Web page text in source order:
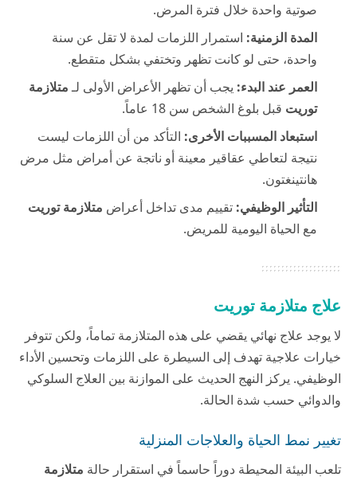
صوتية واحدة خلال فترة المرض.
المدة الزمنية: استمرار اللزمات لمدة لا تقل عن سنة
واحدة، حتى لو كانت تظهر وتختفي بشكل متقطع.
العمر عند البدء: يجب أن تظهر الأعراض الأولى لـمتلازمة
توريت قبل بلوغ الشخص سن 18 عاماً.
استبعاد المسببات الأخرى: التأكد من أن اللزمات ليست
نتيجة لتعاطي عقاقير معينة أو ناتجة عن أمراض مثل مرض
هانتينغتون.
التأثير الوظيفي: تقييم مدى تداخل أعراض متلازمة توريت
مع الحياة اليومية للمريض.
علاج متلازمة توريت
لا يوجد علاج نهائي يقضي على هذه المتلازمة تماماً، ولكن تتوفر
خيارات علاجية تهدف إلى السيطرة على اللزمات وتحسين الأداء
الوظيفي. يركز النهج الحديث على الموازنة بين العلاج السلوكي
والدوائي حسب شدة الحالة.
تغيير نمط الحياة والعلاجات المنزلية
تلعب البيئة المحيطة دوراً حاسماً في استقرار حالة متلازمة